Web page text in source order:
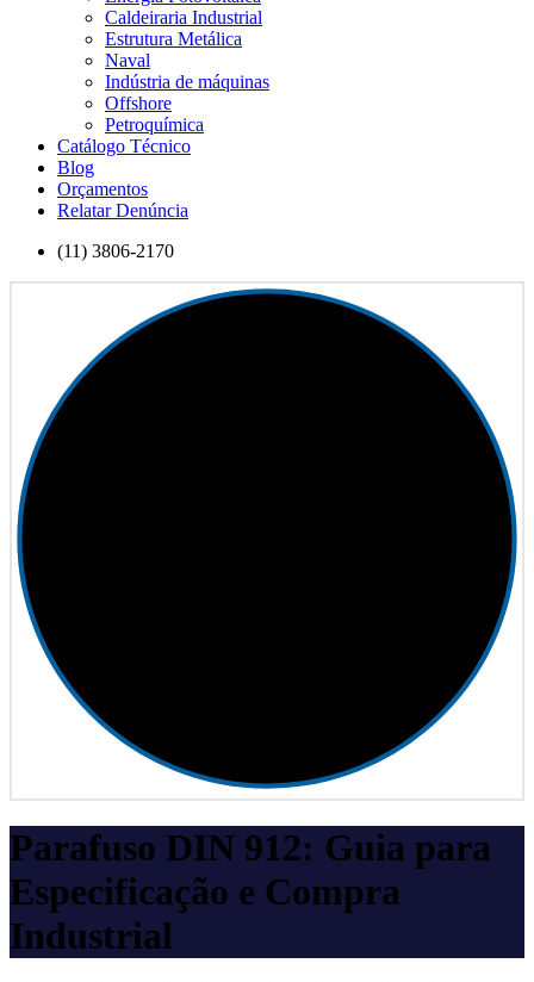
Caldeiraria Industrial
Estrutura Metálica
Naval
Indústria de máquinas
Offshore
Petroquímica
Catálogo Técnico
Blog
Orçamentos
Relatar Denúncia
(11) 3806-2170
Parafuso DIN 912: Guia para
Especificação e Compra
Industrial